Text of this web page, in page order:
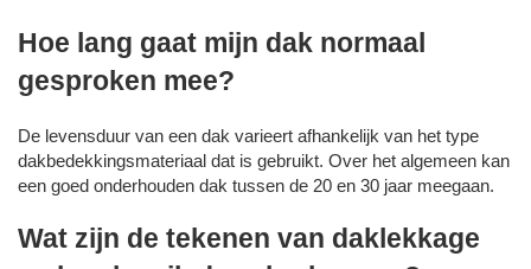
Hoe lang gaat mijn dak normaal
gesproken mee?
De levensduur van een dak varieert afhankelijk van het type
dakbedekkingsmateriaal dat is gebruikt. Over het algemeen kan
een goed onderhouden dak tussen de 20 en 30 jaar meegaan.
Wat zijn de tekenen van daklekkage